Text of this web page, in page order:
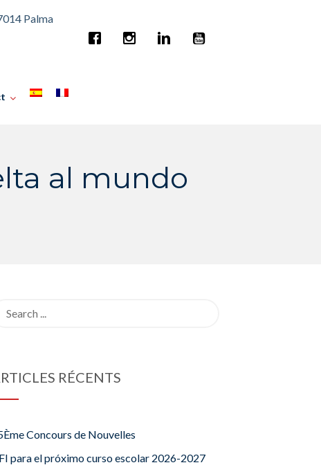
Palma
al mundo
RÉCENTS
Concours de Nouvelles
para el próximo curso escolar 2026-2027